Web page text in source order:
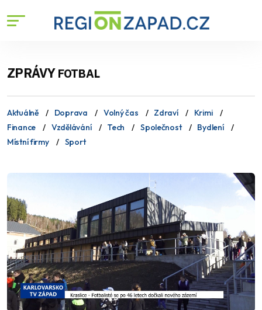
ZPRÁVYFOTBAL
Aktuálně Doprava Volný čas Zdraví
Krimi
Finance
Vzdělávání Tech Společnost
Bydlení
Místní firmy
Sport